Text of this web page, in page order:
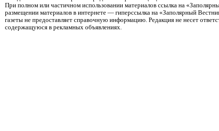
При полном или частичном использовании материалов ссылка на
размещении материалов в интернете — гиперссылка на «Заполярный
газеты не предоставляет справочную информацию. Редакция не несет
содержащуюся в рекламных объявлениях.